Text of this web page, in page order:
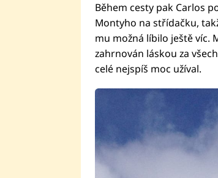
Během cesty pak Carlos
Montyho na střídačku,
mu možná líbilo ještě víc.
zahrnován láskou za
celé nejspíš moc užíval.